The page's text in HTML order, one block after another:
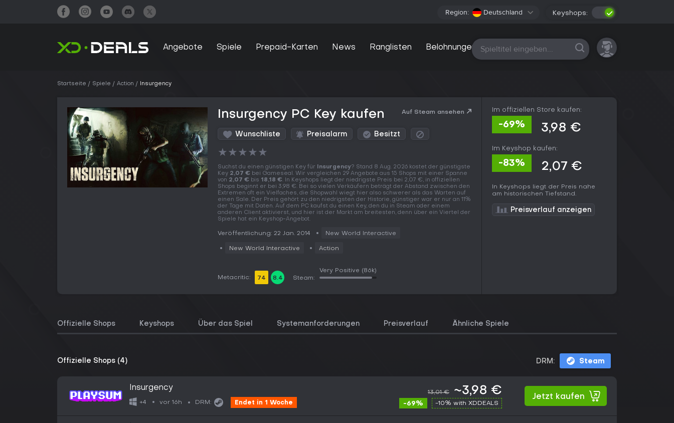
Region: Deutschland Keyshops:
Angebote Spiele Prepaid-Karten News Ranglisten Belohnungen Alle Plattformen
Startseite Spiele Action Insurgency
Insurgency PC Key kaufen Auf Steam ansehen
Wunschliste Preisalarm Besitzt
★★★★★
Suchst du einen günstigen Key für Insurgency? Stand 8 Aug. 2026 kostet der günstigste
Key 2,07 € bei Gameseal. Wir vergleichen 29 Angebote aus 15 Shops mit einer Spanne
von 2,07 € bis 18,18 €. In Keyshops liegt der niedrigste Preis bei 2,07 €, in offiziellen
Shops beginnt er bei 3,98 €. Bei so vielen Verkäufern beträgt der Abstand zwischen den
Extremen oft ein Vielfaches, die Shopwahl wiegt hier also schwerer als das Warten auf
einen Sale. Der Preis gehört zu den niedrigsten der Historie, günstiger war er nur an 11%
der Tage mit Daten. Auf dem PC kaufst du einen Key, den du in Steam oder einem
anderen Client aktivierst, und hier ist der Markt am breitesten, denn über ein Viertel der
Spiele hat ein Keyshop-Angebot.
Veröffentlichung: 22 Jan. 2014 New World Interactive
New World Interactive Action
Metacritic: 74 8.4 Steam:
Very Positive (86k)
Im offiziellen Store kaufen:
-69% 3,98 €
Im Keyshop kaufen:
-83% 2,07 €
In Keyshops liegt der Preis nahe
am historischen Tiefstand.
Preisverlauf anzeigen
Offizielle Shops Keyshops Über das Spiel Systemanforderungen Preisverlauf Ähnliche Spiele
Offizielle Shops (4) DRM: Steam
Insurgency
+4 vor 16h DRM: Endet in 1 Woche
13,01 € ~3,98 €
-69% -10% with XDDEALS
Jetzt kaufen